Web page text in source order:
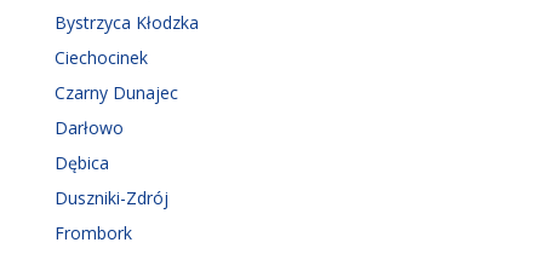
Bystrzyca Kłodzka
Ciechocinek
Czarny Dunajec
Darłowo
Dębica
Duszniki-Zdrój
Frombork